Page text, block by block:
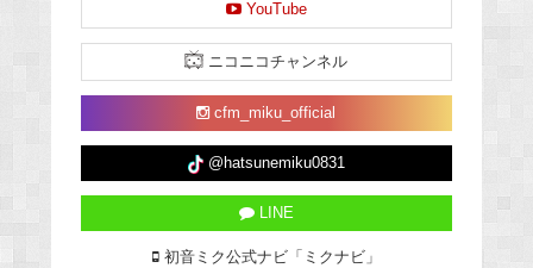
YouTube
ニコニコチャンネル
cfm_miku_official
@hatsunemiku0831
LINE
初音ミク公式ナビ「ミクナビ」